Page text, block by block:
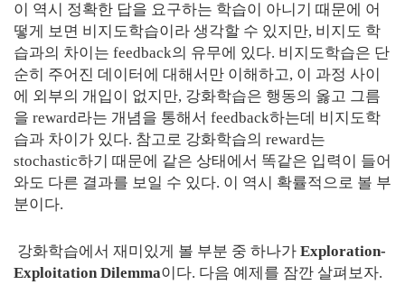
이 역시 정확한 답을 요구하는 학습이 아니기 때문에 어
떻게 보면 비지도학습이라 생각할 수 있지만, 비지도 학
습과의 차이는 feedback의 유무에 있다. 비지도학습은 단
순히 주어진 데이터에 대해서만 이해하고, 이 과정 사이
에 외부의 개입이 없지만, 강화학습은 행동의 옳고 그름
을 reward라는 개념을 통해서 feedback하는데 비지도학
습과 차이가 있다. 참고로 강화학습의 reward는
stochastic하기 때문에 같은 상태에서 똑같은 입력이 들어
와도 다른 결과를 보일 수 있다. 이 역시 확률적으로 볼 부
분이다.
강화학습에서 재미있게 볼 부분 중 하나가 Exploration-
Exploitation Dilemma이다. 다음 예제를 잠깐 살펴보자.